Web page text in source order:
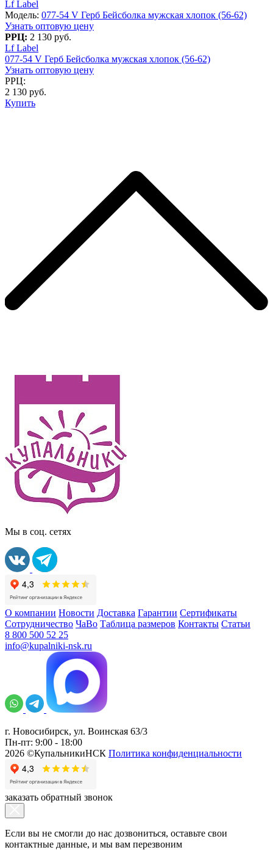
Lf Label
Модель: 077-54 V Герб Бейсболка мужская хлопок (56-62)
Узнать оптовую цену
РРЦ: 2 130 руб.
Lf Label
077-54 V Герб Бейсболка мужская хлопок (56-62)
Узнать оптовую цену
РРЦ:
2 130 руб.
Купить
Мы в соц. сетях
О компании Новости Доставка Гарантии Сертификаты
Сотрудничество ЧаВо Таблица размеров Контакты Статьи
8 800 500 52 25
info@kupalniki-nsk.ru
г. Новосибирск, ул. Воинская 63/3
Пн-пт: 9:00 - 18:00
2026 ©КупальникиНСК Политика конфиденциальности
заказать обратный звонок
Если вы не смогли до нас дозвониться, оставьте свои
контактные данные, и мы вам перезвоним